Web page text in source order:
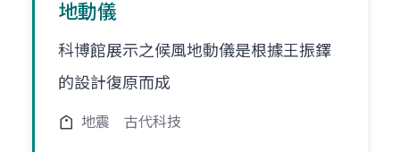
地動儀
科博館展示之候風地動儀是根據王振鐸
的設計復原而成
地震 古代科技